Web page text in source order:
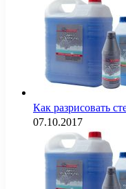
Как разрисовать
07.10.2017